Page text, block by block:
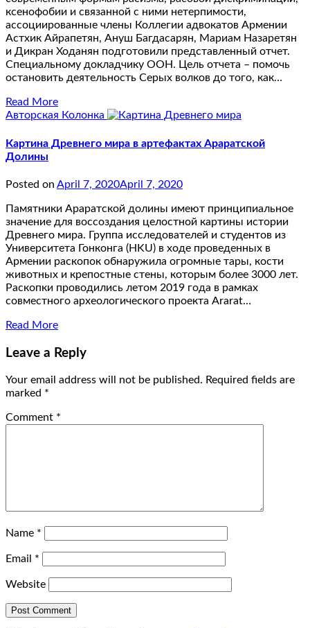
ксенофобии и связанной с ними нетерпимости,
ассоциированные члены Коллегии адвокатов Армении
Астхик Айрапетян, Ануш Багдасарян, Мариам Назаретян
и Дикран Ходанян подготовили представленный отчет.
Специальному докладчику ООН. Цель отчета – помочь
остановить деятельность Серых волков до того, как…
Read More
Авторская Колонка
Картина Древнего мира в артефактах Араратской
Долины
Posted on April 7, 2020April 7, 2020
Памятники Араратской долины имеют принципиальное
значение для воссоздания целостной картины истории
Древнего мира. Группа исследователей и студентов из
Университета Гонконга (HKU) в ходе проведенных в
Армении раскопок обнаружила огромные тары, кости
животных и крепостные стены, которым более 3000 лет.
Раскопки проводились летом 2019 года в рамках
совместного археологического проекта Ararat…
Read More
Leave a Reply
Your email address will not be published. Required fields are
marked *
Comment *
Name *
Email *
Website